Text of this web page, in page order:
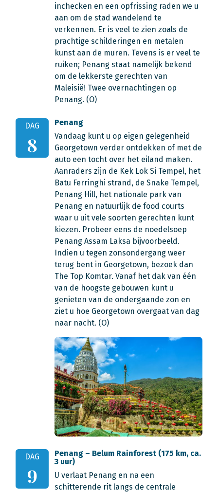
inchecken en een opfrissing raden we u
aan om de stad wandelend te
verkennen. Er is veel te zien zoals de
prachtige schilderingen en metalen
kunst aan de muren. Tevens is er veel te
ruiken; Penang staat namelijk bekend
om de lekkerste gerechten van
Maleisië! Twee overnachtingen op
Penang. (O)
DAG
8
Penang
Vandaag kunt u op eigen gelegenheid
Georgetown verder ontdekken of met de
auto een tocht over het eiland maken.
Aanraders zijn de Kek Lok Si Tempel, het
Batu Ferringhi strand, de Snake Tempel,
Penang Hill, het nationale park van
Penang en natuurlijk de food courts
waar u uit vele soorten gerechten kunt
kiezen. Probeer eens de noedelsoep
Penang Assam Laksa bijvoorbeeld.
Indien u tegen zonsondergang weer
terug bent in Georgetown, bezoek dan
The Top Komtar. Vanaf het dak van één
van de hoogste gebouwen kunt u
genieten van de ondergaande zon en
ziet u hoe Georgetown overgaat van dag
naar nacht. (O)
DAG
9
Penang – Belum Rainforest (175 km, ca.
3 uur)
U verlaat Penang en na een
schitterende rit langs de centrale